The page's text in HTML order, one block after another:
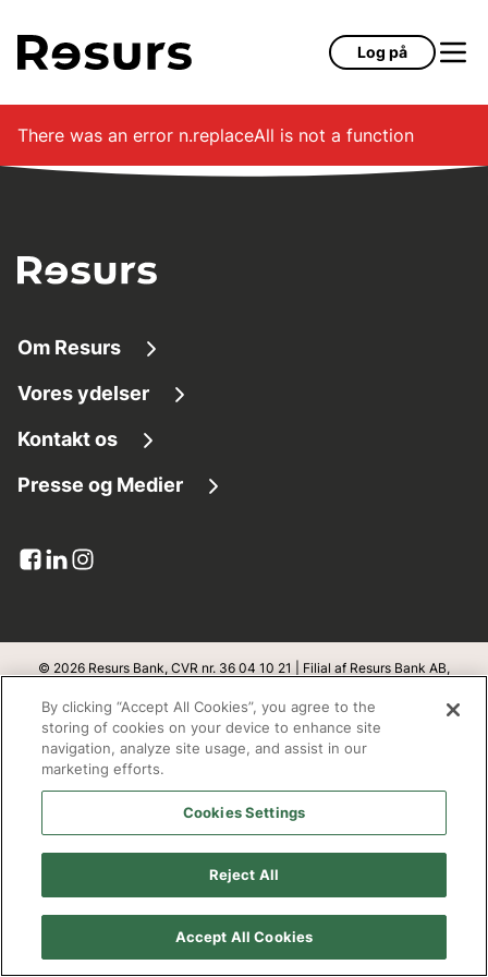
Log på
There was an error n.replaceAll is not a function
Om Resurs
Om os
Tilgængelighed
Resurs i tal
Integritet og sikkerhed
Databeskyttelse
Bæredygtighed
Redegørelse fra Finanstilsynet
Vores ydelser
Finansieringsløsninger
Lån penge
Kreditkort
Kontakt os
Kundeservice
Klageadgang
Resurs Bank, filial af Resurs Bank Aktiebolag, Sverige
SE- 250 24 Helsingborg
Presse og Medier
Pressekontakt
© 2026 Resurs Bank, CVR nr. 36 04 10 21 | Filial af Resurs Bank AB,
1.1.100
By clicking “Accept All Cookies”, you agree to the
storing of cookies on your device to enhance site
navigation, analyze site usage, and assist in our
marketing efforts.
Cookies Settings
Reject All
Accept All Cookies